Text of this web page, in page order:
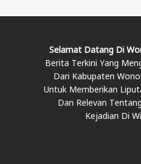
Selamat Datang Di
Berita Terkini Yang
Dari Kabupaten
Untuk Memberikan
Dan Relevan
Kejadian Di